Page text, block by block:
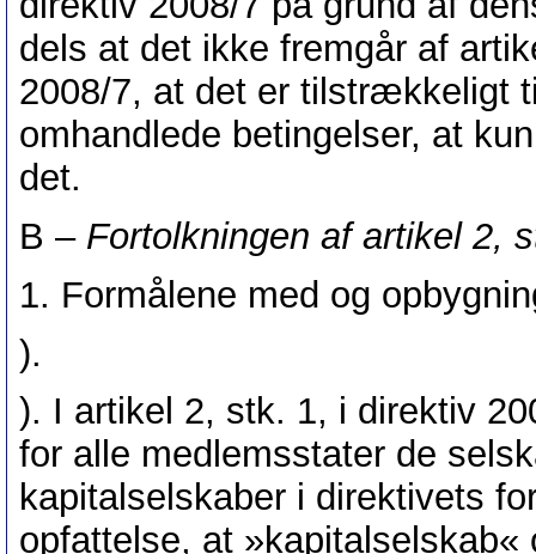
dels at det ikke fremgår af
2008/7, at det er tilstrækkeligt
omhandlede betingelser, at
det.
B – Fortolkningen af artikel 2,
1. Formålene med og
).
). I artikel 2, stk. 1, i direktiv
for alle medlemsstater de
kapitalselskaber i direktivets
opfattelse, at